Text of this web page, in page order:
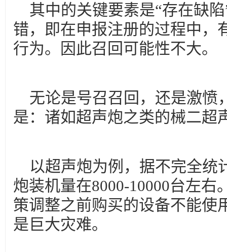
其中的关键要素是“存在缺
错，即在申报注册的过程中，
行为。因此召回可能性不大。
无论是号召召回，还是激愤
是：诸如超声炮之类的械二超
以超声炮为例，据不完全统
炮装机量在8000-10000台左
策调整之前购买的设备不能使
是巨大灾难。